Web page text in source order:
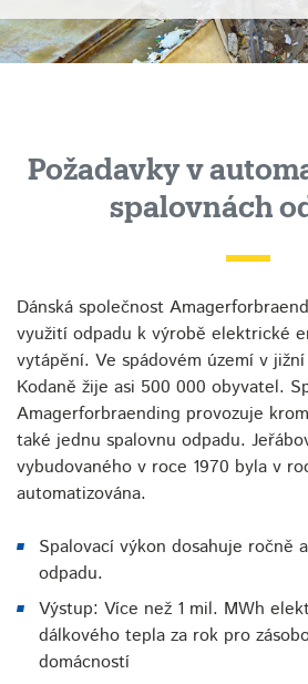
Požadavky v
spalovnách
Dánská společnost
využití odpadu k výrobě elektrické
vytápění. Ve spádovém území v
Kodaně žije asi 500 000 obyvatel.
Amagerforbraending provozuje
také jednu spalovnu odpadu.
vybudovaného v roce 1970 byla v
automatizována.
Spalovací výkon dosahuje ročně
odpadu.
Výstup: Více než 1 mil. MWh
dálkového tepla za rok pro
domácností